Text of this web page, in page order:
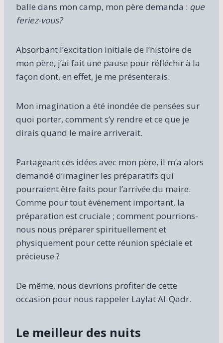
balle dans mon camp, mon père demanda : que
feriez-vous?
Absorbant l’excitation initiale de l’histoire de
mon père, j’ai fait une pause pour réfléchir à la
façon dont, en effet, je me présenterais.
Mon imagination a été inondée de pensées sur
quoi porter, comment s’y rendre et ce que je
dirais quand le maire arriverait.
Partageant ces idées avec mon père, il m’a alors
demandé d’imaginer les préparatifs qui
pourraient être faits pour l’arrivée du maire.
Comme pour tout événement important, la
préparation est cruciale ; comment pourrions-
nous nous préparer spirituellement et
physiquement pour cette réunion spéciale et
précieuse ?
De même, nous devrions profiter de cette
occasion pour nous rappeler Laylat Al-Qadr.
Le meilleur des nuits